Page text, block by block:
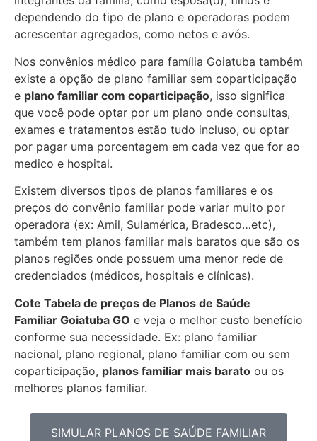
dependendo do tipo de plano e operadoras podem
acrescentar agregados, como netos e avós.
Nos convênios médico para família Goiatuba também
existe a opção de plano familiar sem coparticipação
e plano familiar com coparticipação, isso significa
que você pode optar por um plano onde consultas,
exames e tratamentos estão tudo incluso, ou optar
por pagar uma porcentagem em cada vez que for ao
medico e hospital.
Existem diversos tipos de planos familiares e os
preços do convênio familiar pode variar muito por
operadora (ex: Amil, Sulamérica, Bradesco…etc),
também tem planos familiar mais baratos que são os
planos regiões onde possuem uma menor rede de
credenciados (médicos, hospitais e clínicas).
Cote Tabela de preços de Planos de Saúde
Familiar Goiatuba GO e veja o melhor custo benefício
conforme sua necessidade. Ex: plano familiar
nacional, plano regional, plano familiar com ou sem
coparticipação, planos familiar mais barato ou os
melhores planos familiar.
SIMULAR PLANOS DE SAÚDE FAMILIAR